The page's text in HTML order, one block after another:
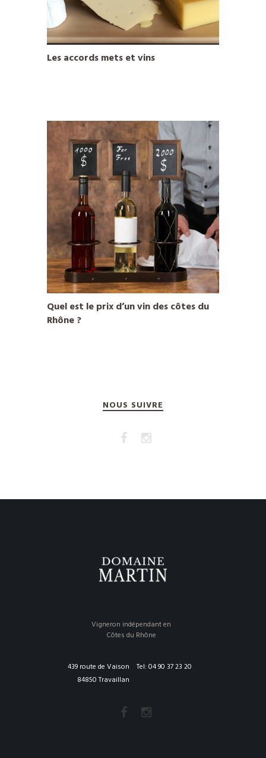
Les accords mets et vins
Quel est le prix d’un vin des côtes du
Rhône ?
NOUS SUIVRE
Vigneron indépendant en
Côtes du Rhône
Tel: 04 90 37 23 20
439 route de Vaison
84850 Travaillan